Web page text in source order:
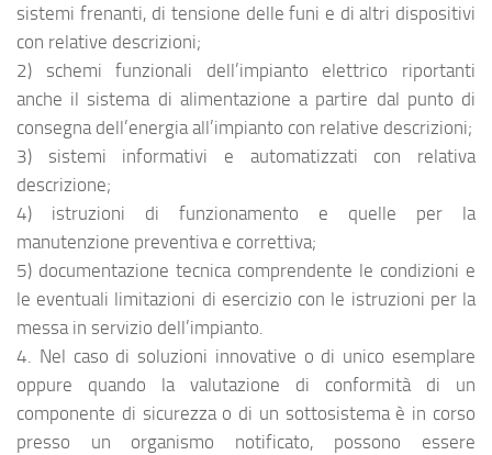
sistemi frenanti, di tensione delle funi e di altri dispositivi
con relative descrizioni;
2) schemi funzionali dell’impianto elettrico riportanti
anche il sistema di alimentazione a partire dal punto di
consegna dell’energia all’impianto con relative descrizioni;
3) sistemi informativi e automatizzati con relativa
descrizione;
4) istruzioni di funzionamento e quelle per la
manutenzione preventiva e correttiva;
5) documentazione tecnica comprendente le condizioni e
le eventuali limitazioni di esercizio con le istruzioni per la
messa in servizio dell’impianto.
4. Nel caso di soluzioni innovative o di unico esemplare
oppure quando la valutazione di conformità di un
componente di sicurezza o di un sottosistema è in corso
presso un organismo notificato, possono essere